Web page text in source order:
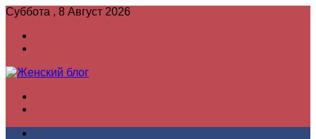
Суббота , 8 Август 2026